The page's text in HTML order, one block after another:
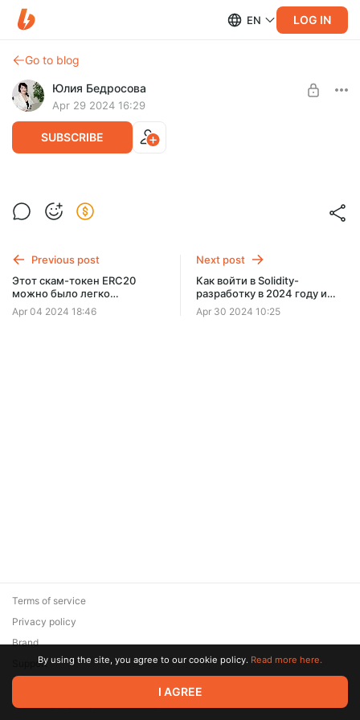
EN LOG IN
Go to blog
Юлия Бедросова
Apr 29 2024 16:29
SUBSCRIBE
Merkle Tree - практическое применение
в Dapp (+ код)
UNLOCK POST
Previous post
Этот скам-токен ERC20
можно было легко
распознать!
Apr 04 2024 18:46
Next post
Как войти в Solidity-
разработку в 2024 году и
надо ли?
Apr 30 2024 10:25
© 2026 Zaya Solutions Limited. All rights reserved. All trademarks
are the property of their respective owners.
Terms of service
Privacy policy
Brand
SupportBy using the site, you agree to our cookie policy. Read more here.
I AGREE